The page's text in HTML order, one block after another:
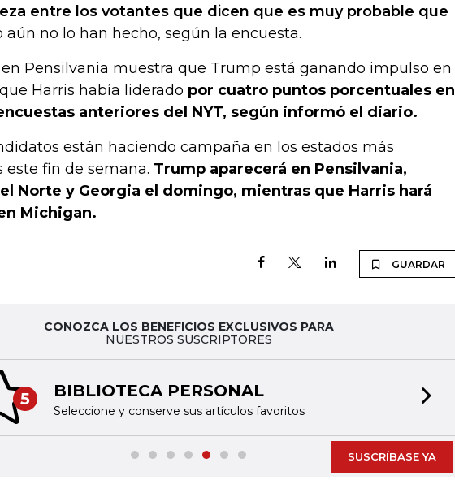
entre los votantes que dicen que es muy probable que
aún no lo han hecho, según la encuesta.
Pensilvania muestra que Trump está ganando impulso en
Harris había liderado por cuatro puntos porcentuales en
anteriores del NYT, según informó el diario.
están haciendo campaña en los estados más
este fin de semana. Trump aparecerá en Pensilvania,
Norte y Georgia el domingo, mientras que Harris hará
Michigan.
GUARDAR
CONOZCA LOS BENEFICIOS EXCLUSIVOS PARA
NUESTROS SUSCRIPTORES
5 BIBLIOTECA PERSONAL
Seleccione y conserve sus artículos favoritos
slide
SUSCRÍBASE YA